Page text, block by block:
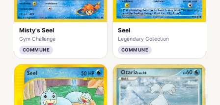
Misty's Seel
Gym Challenge
COMMUNE
Seel
Legendary Collection
COMMUNE